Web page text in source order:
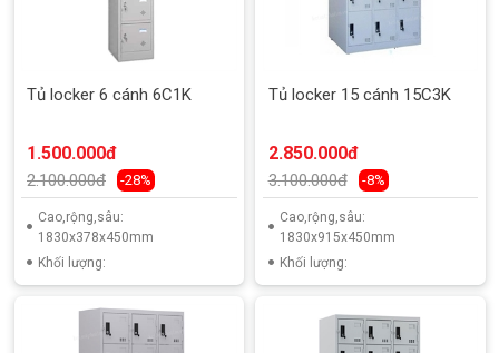
Tủ locker 6 cánh 6C1K
1.500.000đ
2.100.000đ -28%
Cao,rộng,sâu:
1830x378x450mm
Khối lượng:
Tủ locker 15 cánh 15C3K
2.850.000đ
3.100.000đ -8%
Cao,rộng,sâu:
1830x915x450mm
Khối lượng: